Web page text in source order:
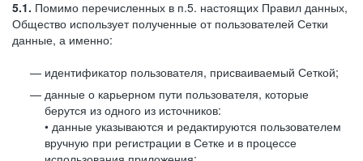
5.1. Помимо перечисленных в п.5. настоящих Правил данных,
Общество использует полученные от пользователей Сетки
данные, а именно:
идентификатор пользователя, присваиваемый Сеткой;
данные о карьерном пути пользователя, которые
берутся из одного из источников:
• данные указываются и редактируются пользователем
вручную при регистрации в Сетке и в процессе